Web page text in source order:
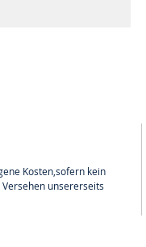
Kosten,sofern kein
unsererseits